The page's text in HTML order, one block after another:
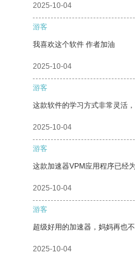
2025-10-04
游客
我喜欢这个软件 作者加油
2025-10-04
游客
这款软件的学习方式非常灵活
2025-10-04
游客
这款加速器VPM应用程序已经
2025-10-04
游客
超级好用的加速器，妈妈再也
2025-10-04